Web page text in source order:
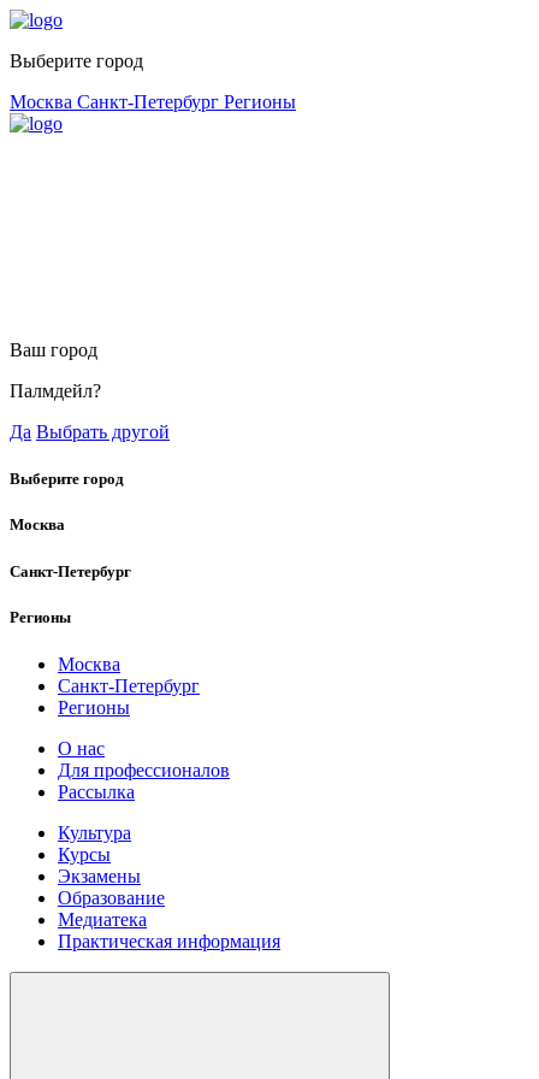
Выберите город
Москва Санкт-Петербург Регионы
Ваш город
Палмдейл?
Да Выбрать другой
Выберите город
Москва
Санкт-Петербург
Регионы
Москва
Санкт-Петербург
Регионы
О нас
Для профессионалов
Рассылка
Культура
Курсы
Экзамены
Образование
Медиатека
Практическая информация